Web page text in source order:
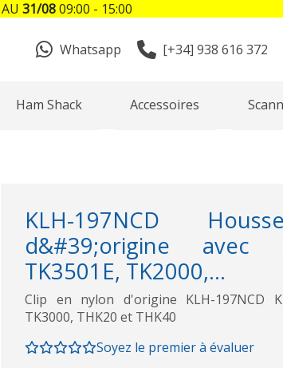
Whatsapp [+34] 938 616 372
Ham Shack Accessoires
KLH-197NCD
d&#39;origine avec
TK3501E, TK2000,...
Clip en nylon d'origine KLH-197NCD
TK3000, THK20 et THK40
Soyez le premier à évaluer
AU 31/0809:00 - 15:00